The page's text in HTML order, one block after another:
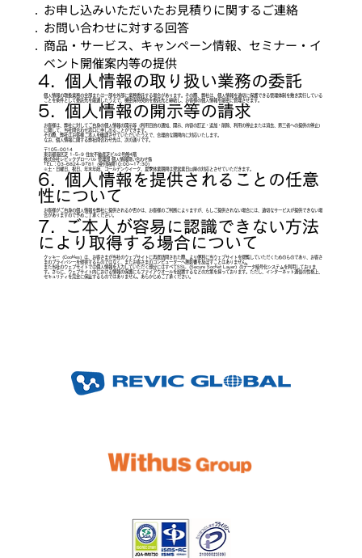
お申し込みいただいたお見積りに関するご連絡
お問い合わせに対する回答
商品・サービス、キャンペーン情報、セミナー・イ
ベント開催案内等の提供
4. 個人情報の取り扱い業務の委託
個人情報の取扱業務の全部または一部を外部に業務委託する場合があります。その際、弊社は、個人情報を適切に保護できる管理体制を敷き実行している
ことを条件として委託先を厳選したうえで、機密保持契約を委託先と締結し、お客様の個人情報を厳密に管理させます。
5. 個人情報の開示等の請求
お客様は、弊社に対してご自身の個人情報の開示等（利用目的の通知、開示、内容の訂正・追加・削除、利用の停止または消去、第三者への提供の停止）
に関して、当社問合わせ窓口に申し出ることができます。
その際、弊社はお客様ご本人を確認させていただいたうえで、合理的な期間内に対応いたします。
なお、個人情報に関する弊社問合わせ先は、次の通りです。
〒105-0014
東京都港区芝 1-5-9 住友不動産芝ビル2号館4階
株式会社レビックグローバル 管理部 個人情報問い合わせ係
TEL：03-6824-9781（受付時間10:00～17:30）
※土・日曜日、祝日、年末年始、ゴールデンウイーク、夏季休業期間は翌営業日以降の対応とさせていただきます。
6. 個人情報を提供されることの任意
性について
お客様がご自身の個人情報を弊社に提供されるか否かは、お客様のご判断によりますが、もしご提供されない場合には、適切なサービスが提供できない場
合がありますので予めご了承ください。
7. ご本人が容易に認識できない方法
により取得する場合について
クッキー（Cookies）は、お客さまが当社のウェブサイトに再度訪問された際、より便利に当ウェブサイトを閲覧していただくためのものであり、お客さ
まのプライバシーを侵害するものではなく、またお客さまのコンピューターへ悪影響を及ぼすことはありません。
また当社のウェブサイトでは個人情報を入力していただく部分にはすべてSSL（Secure Socket Layer）のデータ暗号化システムを利用しておりま
す。さらに、ウェブサイト内における情報の保護にもファイアウオールを設置するなどの方策を採っております。ただし、インターネット通信の性格上、
セキュリティを完全に保証するものではありません。あらかじめご了承ください。